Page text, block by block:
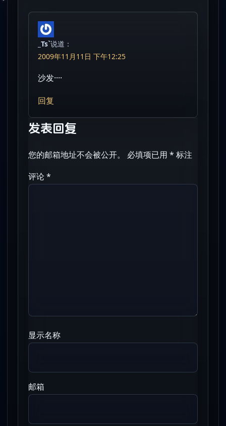
_Ts`说道：
2009年11月11日 下午12:25
沙发····
回复
发表回复
您的邮箱地址不会被公开。 必填项已用 * 标注
评论*
显示名称
邮箱